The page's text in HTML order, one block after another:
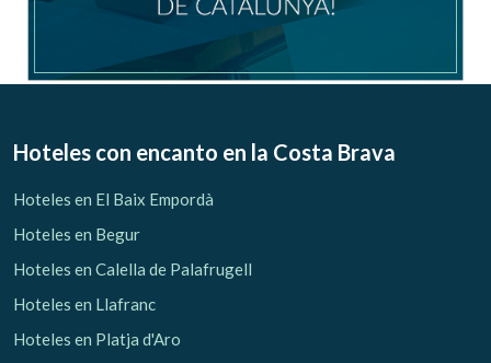
Gestionar mi reserva
Verificar localizador
Hoteles con encanto en la Costa Brava
Hoteles en El Baix Empordà
Hoteles en Begur
Hoteles en Calella de Palafrugell
Hoteles en Llafranc
Hoteles en Platja d'Aro